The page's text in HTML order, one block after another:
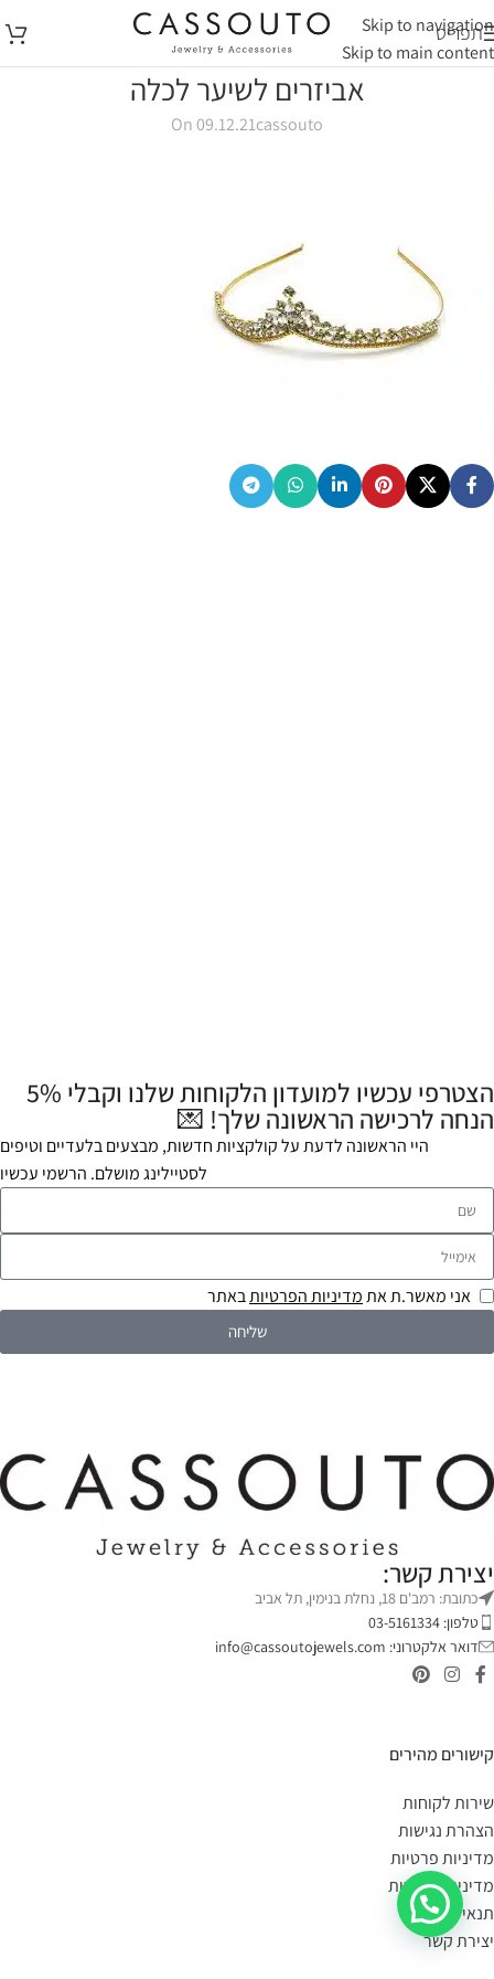
Skip to navigation
Skip to main content
תפריט
אביזרים לשיער לכלה
cassouto
On 09.12.21
הצטרפי עכשיו למועדון הלקוחות שלנו וקבלי 5%
הנחה לרכישה הראשונה שלך! 💌
היי הראשונה לדעת על קולקציות חדשות, מבצעים בלעדיים וטיפים
לסטיילינג מושלם. הרשמי עכשיו
אני מאשר.ת אתמדיניות הפרטיותבאתר
שליחה
יצירת קשר:
כתובת: רמב'ם 18, נחלת בנימין, תל אביב
טלפון: 03-5161334
דואר אלקטרוני: info@cassoutojewels.com
קישורים מהירים
שירות לקוחות
הצהרת נגישות
מדיניות פרטיות
מדיניות החזרות
תנאי שימוש
יצירת קשר